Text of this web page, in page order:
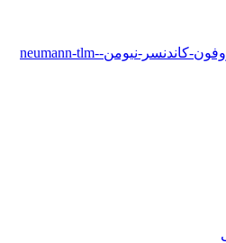
قیمت-خرید-میکروفون-کاندنسر-نیومن-neumann-tlm-